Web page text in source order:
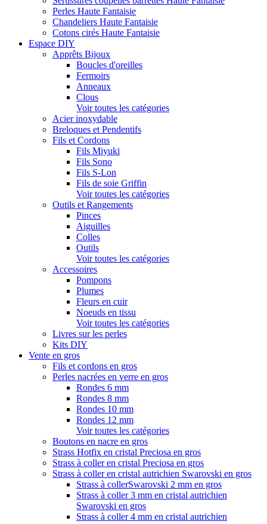
Perles Haute Fantaisie
Chandeliers Haute Fantaisie
Cotons cirés Haute Fantaisie
Espace DIY
Apprêts Bijoux
Boucles d'oreilles
Fermoirs
Anneaux
Clous
Voir toutes les catégories
Acier inoxydable
Breloques et Pendentifs
Fils et Cordons
Fils Miyuki
Fils Sono
Fils S-Lon
Fils de soie Griffin
Voir toutes les catégories
Outils et Rangements
Pinces
Aiguilles
Colles
Outils
Voir toutes les catégories
Accessoires
Pompons
Plumes
Fleurs en cuir
Noeuds en tissu
Voir toutes les catégories
Livres sur les perles
Kits DIY
Vente en gros
Fils et cordons en gros
Perles nacrées en verre en gros
Rondes 6 mm
Rondes 8 mm
Rondes 10 mm
Rondes 12 mm
Voir toutes les catégories
Boutons en nacre en gros
Strass Hotfix en cristal Preciosa en gros
Strass à coller en cristal Preciosa en gros
Strass à coller en cristal autrichien Swarovski en gros
Strass à collerSwarovski 2 mm en gros
Strass à coller 3 mm en cristal autrichien
Swarovski en gros
Strass à coller 4 mm en cristal autrichien